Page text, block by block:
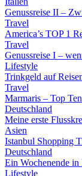
Genussreise II –
Travel
America’s TOP 1
Travel
Genussreise I –
Lifestyle
Trinkgeld auf
Travel
Marmaris – Top
Deutschland
Meine erste
Asien
Istanbul Shopping
Deutschland
Ein Wochenende
Lifestyle